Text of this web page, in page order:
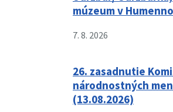
múzeum v
7. 8. 2026
26. zasadnutie
národnostných
(13.08.2026)